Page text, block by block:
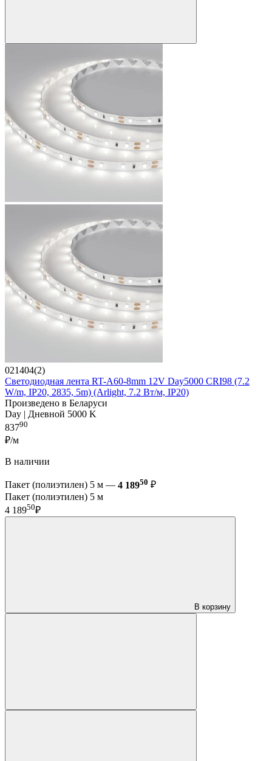
021404(2)
Светодиодная лента RT-A60-8mm 12V Day5000 CRI98 (7.2
W/m, IP20, 2835, 5m) (Arlight, 7.2 Вт/м, IP20)
Произведено в Беларуси
Day | Дневной 5000 K
83790
₽/м
В наличии
Пакет (полиэтилен) 5 м — 4 18950 ₽
Пакет (полиэтилен) 5 м
4 18950₽
В корзину